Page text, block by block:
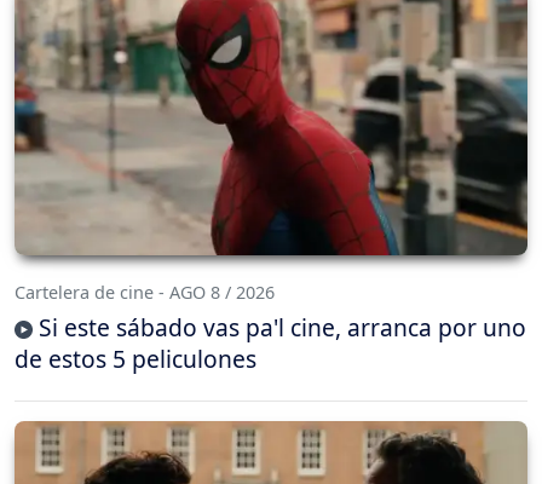
Cartelera de cine - AGO 8 / 2026
Si este sábado vas pa'l cine, arranca por uno
de estos 5 peliculones